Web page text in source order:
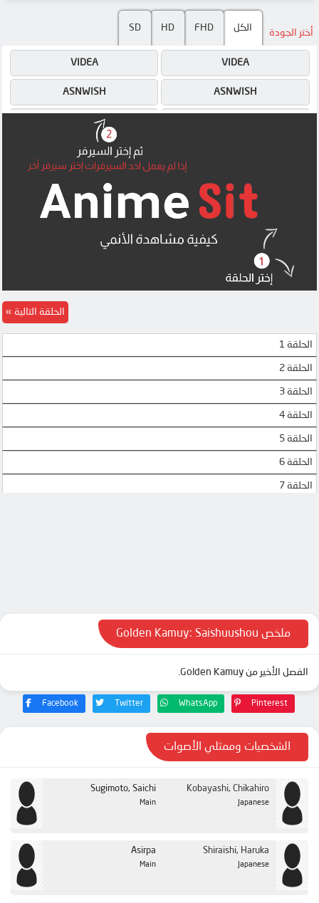
أختر الجودة الكل FHD
HD
SD
VIDEA
MP4UPLOAD
VIDEA
ASNWISH
ASNWISH
ASNWISH
4SHARED
الحلقة 1
الحلقة 2
الحلقة 3
الحلقة 4
الحلقة 5
الحلقة 6
الحلقة 7
الحلقة 13
الحلقة التالية
ملخص Golden Kamuy: Saishuushou
الفصل الأخير من Golden Kamuy.
Facebook Twitter WhatsApp Pinterest
الشخصيات وممثلي الأصوات
Sugimoto, Saichi
Main
Kobayashi, Chikahiro
Japanese
Asirpa
Main
Shiraishi, Haruka
Japanese